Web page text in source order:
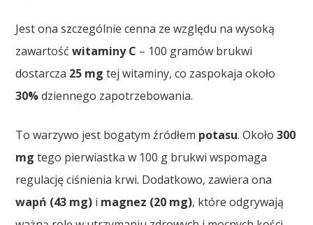
Jest ona szczególnie cenna ze względu na wysoką
zawartośćwitaminy C – 100 gramów brukwi
dostarcza 25 mg tej witaminy, co zaspokaja około
30%dziennego zapotrzebowania.
To warzywo jest bogatym źródłem potasu. Około300
mg tego pierwiastka w 100 g brukwi wspomaga
regulację ciśnienia krwi. Dodatkowo, zawiera ona
wapń (43 mg) i magnez (20 mg), które odgrywają